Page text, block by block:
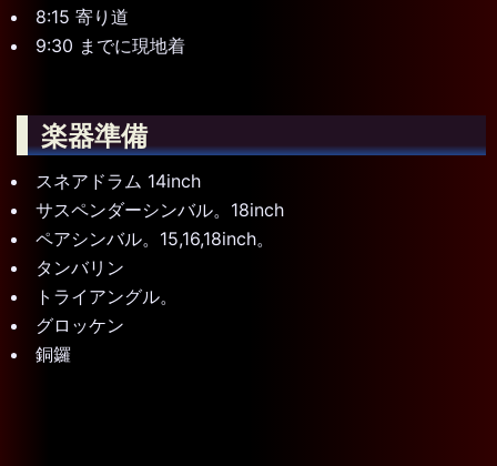
8:15 寄り道
9:30 までに現地着
楽器準備
スネアドラム 14inch
サスペンダーシンバル。18inch
ペアシンバル。15,16,18inch。
タンバリン
トライアングル。
グロッケン
銅鑼